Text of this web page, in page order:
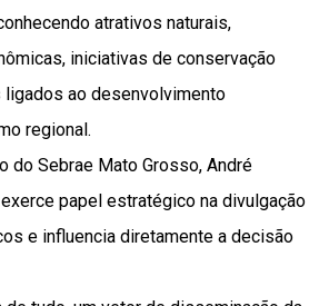
atrativos naturais,
iniciativas de conservação
ao desenvolvimento
regional.
do Sebrae Mato Grosso, André
papel estratégico na divulgação
e influencia diretamente a decisão